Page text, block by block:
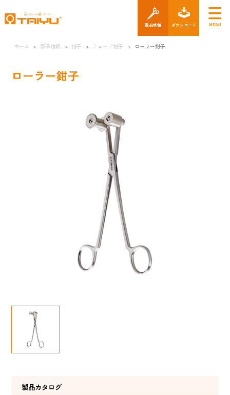
ホーム > 製品情報 > 鉗子 > チューブ鉗子 > ローラー鉗子
ローラー鉗子
製品カタログ